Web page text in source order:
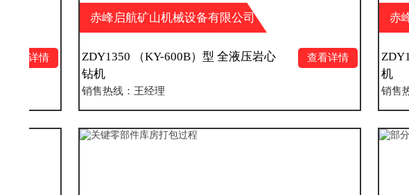
赤峰启航矿山机械设备有限公司
ZDY1350 （KY-600B）型 全液压岩心
查看详情
销售热线：王经理
赤峰启航矿
ZDY1000 (KY-
销售热线：王经理